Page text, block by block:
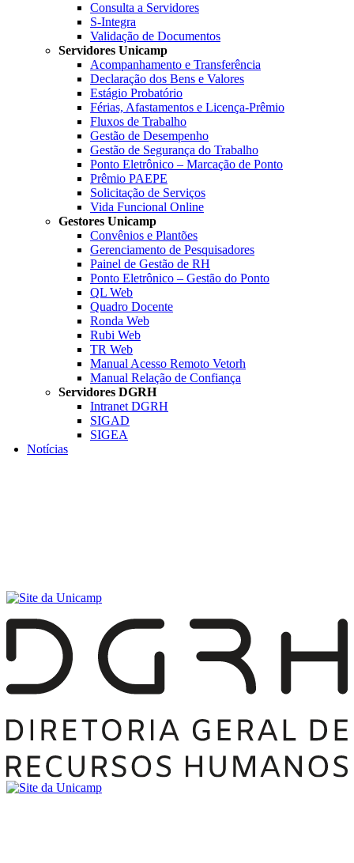
Consulta a Servidores
S-Integra
Validação de Documentos
Servidores Unicamp
Acompanhamento e Transferência
Declaração dos Bens e Valores
Estágio Probatório
Férias, Afastamentos e Licença-Prêmio
Fluxos de Trabalho
Gestão de Desempenho
Gestão de Segurança do Trabalho
Ponto Eletrônico – Marcação de Ponto
Prêmio PAEPE
Solicitação de Serviços
Vida Funcional Online
Gestores Unicamp
Convênios e Plantões
Gerenciamento de Pesquisadores
Painel de Gestão de RH
Ponto Eletrônico – Gestão do Ponto
QL Web
Quadro Docente
Ronda Web
Rubi Web
TR Web
Manual Acesso Remoto Vetorh
Manual Relação de Confiança
Servidores DGRH
Intranet DGRH
SIGAD
SIGEA
Notícias